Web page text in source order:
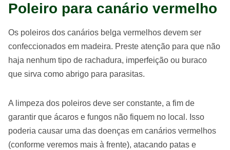
Poleiro para canário vermelho
Os poleiros dos canários belga vermelhos devem ser
confeccionados em madeira. Preste atenção para que não
haja nenhum tipo de rachadura, imperfeição ou buraco
que sirva como abrigo para parasitas.
A limpeza dos poleiros deve ser constante, a fim de
garantir que ácaros e fungos não fiquem no local. Isso
poderia causar uma das doenças em canários vermelhos
(conforme veremos mais à frente), atacando patas e